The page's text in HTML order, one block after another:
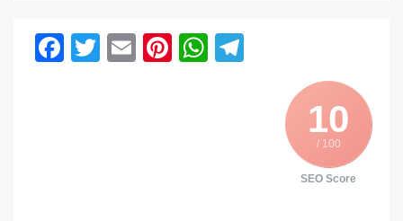
Facebook
Twitter
EmailPinterest
WhatsApp
10
/ 100
SEO Score